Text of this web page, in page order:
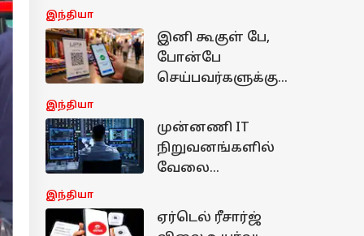
இந்தியா
இனி கூகுள் பே,
போன்பே
செய்பவர்களுக்கு
மத்திய அரசு
எடுத்த அதிரடி
முடிவு!
இந்தியா
முன்னணி IT
நிறுவனங்களில்
வேலை
4 திறன்களை
இப்போதே
இந்தியா
ஏர்டெல் ரீசார்ஜ்